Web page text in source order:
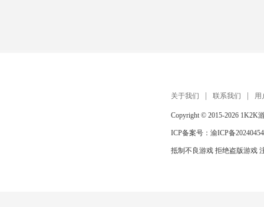
关于我们 联系我们 用
Copyright © 2015-2026 1K2K
ICP备案号： 渝ICP备
抵制不良游戏 拒绝盗版游戏